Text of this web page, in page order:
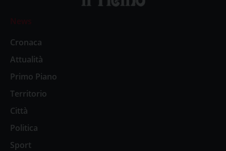
News
Cronaca
Attualità
Primo Piano
Territorio
Città
Politica
Sport